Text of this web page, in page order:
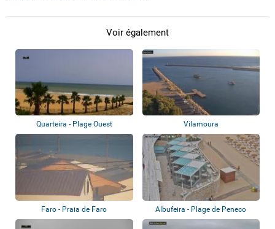
Voir également
Quarteira - Plage Ouest Vilamoura
Faro - Praia de Faro Albufeira - Plage de Peneco